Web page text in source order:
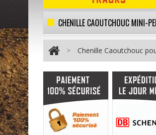
CHENILLE CAOUTCHOUC MINI-
> Chenille Caoutchouc